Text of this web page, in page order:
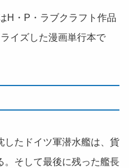
H・P・ラブクラフト作品
イズした漫画単行本で
したドイツ軍潜水艦は、貨
。そして最後に残った艦長